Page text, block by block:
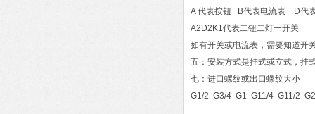
A 代表按钮 B代表电流表 D代
A2D2K1代表二钮二灯一开关
如有开关或电流表，需要知道开
五：安装方式是挂式或立式，挂
七：进口螺纹或出口螺纹大小
G1/2 G3/4 G1 G11/4 G11/2